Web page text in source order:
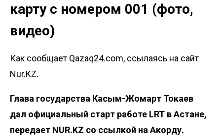
карту с номером 001 (фото,
видео)
Как сообщает Qazaq24.com, ссылаясь на сайт
Nur.KZ.
Глава государства Касым-Жомарт Токаев
дал официальный старт работе LRT в Астане,
передает NUR.KZ со ссылкой на Акорду.